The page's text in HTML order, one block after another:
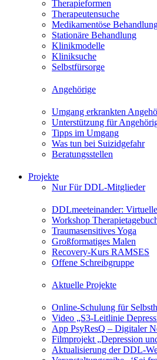
Therapieformen
Therapeutensuche
Medikamentöse
Stationäre Behandlung
Klinikmodelle
Kliniksuche
Selbstfürsorge
Angehörige
Umgang erkrankten
Unterstützung für
Tipps im Umgang
Was tun bei Suizidgefahr
Beratungsstellen
Projekte
Nur Für DDL-Mitglieder
DDLmeeteinander:
Workshop
Traumasensitives Yoga
Großformatiges Malen
Recovery-Kurs RAMSES
Offene Schreibgruppe
Aktuelle Projekte
Online-Schulung für
Video „S3-Leitlinie
App PsyResQ – Digitaler
Filmprojekt „Depression
Aktualisierung der DDL-